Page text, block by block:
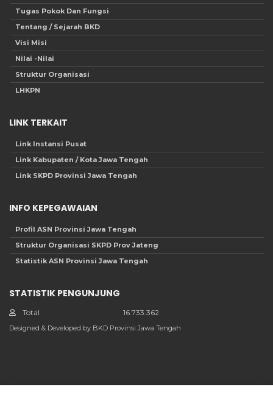
Tugas Pokok Dan Fungsi
Tentang / Sejarah BKD
Visi Misi
Nilai -Nilai
Struktur Organisasi
LHKPN
LINK TERKAIT
Link Instansi Pusat
Link Kabupaten / Kota Jawa Tengah
Link SKPD Provinsi Jawa Tengah
INFO KEPEGAWAIAN
Profil ASN Provinsi Jawa Tengah
Struktur Organisasi SKPD Prov Jateng
Statistik ASN Provinsi Jawa Tengah
STATISTIK PENGUNJUNG
Total 16.733.362
Designed & Developed by BKD Provinsi Jawa Tengah